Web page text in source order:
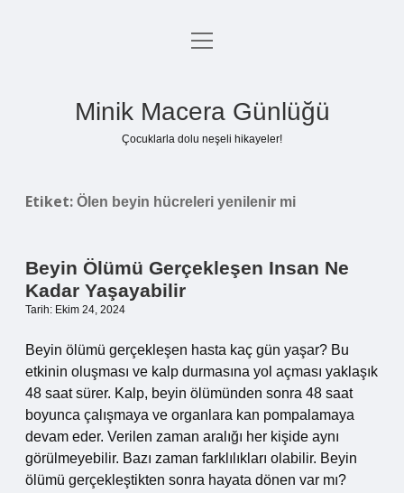
Anasayfa
menüyü
Minik Macera Günlüğü
Çocuklarla dolu neşeli hikayeler!
Etiket: Ölen beyin hücreleri yenilenir mi
Beyin Ölümü Gerçekleşen Insan Ne
Kadar Yaşayabilir
Tarih: Ekim 24, 2024
Beyin ölümü gerçekleşen hasta kaç gün yaşar? Bu
etkinin oluşması ve kalp durmasına yol açması yaklaşık
48 saat sürer. Kalp, beyin ölümünden sonra 48 saat
boyunca çalışmaya ve organlara kan pompalamaya
devam eder. Verilen zaman aralığı her kişide aynı
görülmeyebilir. Bazı zaman farklılıkları olabilir. Beyin
ölümü gerçekleştikten sonra hayata dönen var mı?